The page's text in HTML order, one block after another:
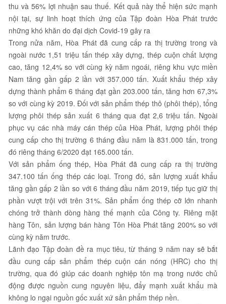
thu và 56% lợi nhuận sau thuế. Kết quả này thể hiện sức mạnh
nội tại, sự linh hoạt thích ứng của Tập đoàn Hòa Phát trước
những khó khăn do đại dịch Covid-19 gây ra
Trong nửa năm, Hòa Phát đã cung cấp ra thị trường trong và
ngoài nước 1,51 triệu tấn thép xây dựng, thép cuộn chất lượng
cao, tăng 12,4% so với cùng kỳ năm ngoái, riêng khu vực miền
Nam tăng gần gấp 2 lần với 357.000 tấn. Xuất khẩu thép xây
dựng thành phẩm 6 tháng đạt gần 203.000 tấn, tăng hơn 67,3%
so với cùng kỳ 2019. Đối với sản phẩm thép thô (phôi thép), tổng
lượng phôi thép sản xuất 6 tháng qua đạt 2,6 triệu tấn. Ngoài
phục vụ các nhà máy cán thép của Hòa Phát, lượng phôi thép
cung cấp cho thị trường 6 tháng đầu năm là 831.000 tấn, trong
đó riêng tháng 6/2020 đạt 165.000 tấn.
Với sản phẩm ống thép, Hòa Phát đã cung cấp ra thị trường
347.100 tấn ống thép các loại. Trong đó, sản lượng xuất khẩu
tăng gần gấp 2 lần so với 6 tháng đầu năm 2019, tiếp tục giữ thị
phần vượt trội với trên 31%. Sản phẩm ống thép cỡ lớn nhanh
chóng trở thành dòng hàng thế mạnh của Công ty. Riêng mặt
hàng Tôn, sản lượng bán hàng Tôn Hòa Phát tăng 200% so với
cùng kỳ năm trước.
Lãnh đạo Tập đoàn đề ra mục tiêu, từ tháng 9 năm nay sẽ bắt
đầu cung cấp sản phẩm thép cuộn cán nóng (HRC) cho thị
trường, qua đó giúp các doanh nghiệp tôn mạ trong nước chủ
động được nguồn cung nguyên liệu, đẩy mạnh xuất khẩu mà
không lo ngại nguồn gốc xuất xứ sản phẩm thép nền.